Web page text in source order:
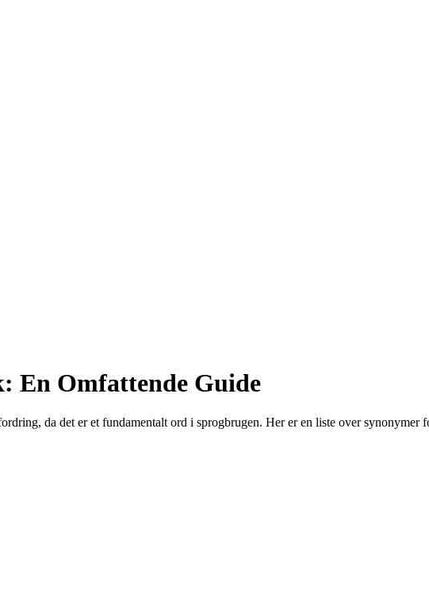
En Omfattende Guide
da det er et fundamentalt ord i sprogbrugen. Her er en liste over synonymer